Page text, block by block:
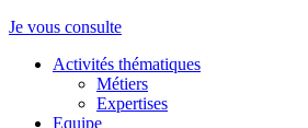
Je vous consulte
Activités thématiques
Métiers
Expertises
Equipe